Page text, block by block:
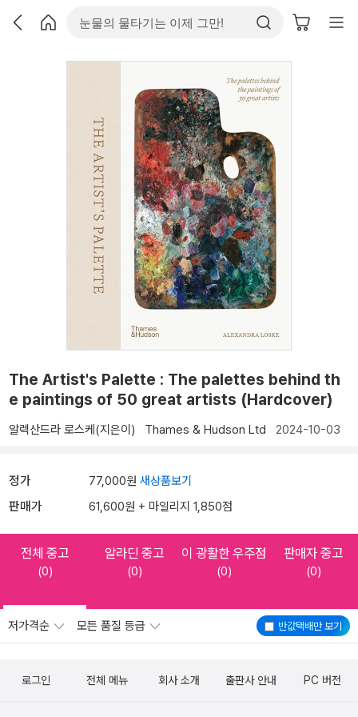
The Artist's Palette : The palettes behind th
e paintings of 50 great artists (Hardcover)
알렉산드라 로스케(지은이) Thames & Hudson Ltd 2024-10-03
정가 77,000원 새상품보기
판매가 61,600원 + 마일리지 1,850점
전체 중고
(0)
알라딘 중고
(0)
이 광활한 우주점
(0)
판매자 중고
(0)
반값택배만 보기
저가격순 모든 품질 등급
로그인 전체 메뉴 회사 소개 출판사 안내 PC 버전